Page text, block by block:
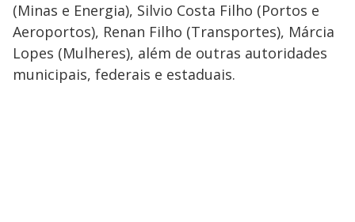
(Minas e Energia), Silvio Costa Filho (Portos e
Aeroportos), Renan Filho (Transportes), Márcia
Lopes (Mulheres), além de outras autoridades
municipais, federais e estaduais.